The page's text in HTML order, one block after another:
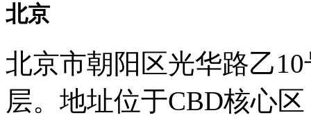
北京
北京市朝阳区光华路乙
层。地址位于CBD核心